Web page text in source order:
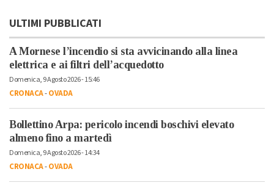
ULTIMI PUBBLICATI
A Mornese l’incendio si sta avvicinando alla linea
elettrica e ai filtri dell’acquedotto
Domenica, 9 Agosto 2026 - 15:46
CRONACA-OVADA
Bollettino Arpa: pericolo incendi boschivi elevato
almeno fino a martedì
Domenica, 9 Agosto 2026 - 14:34
CRONACA-OVADA